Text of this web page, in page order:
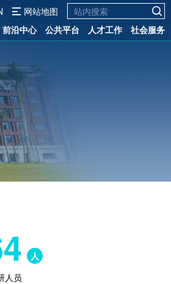
网站地图
前沿中心 公共平台 人才工作 社会服务
人
人员